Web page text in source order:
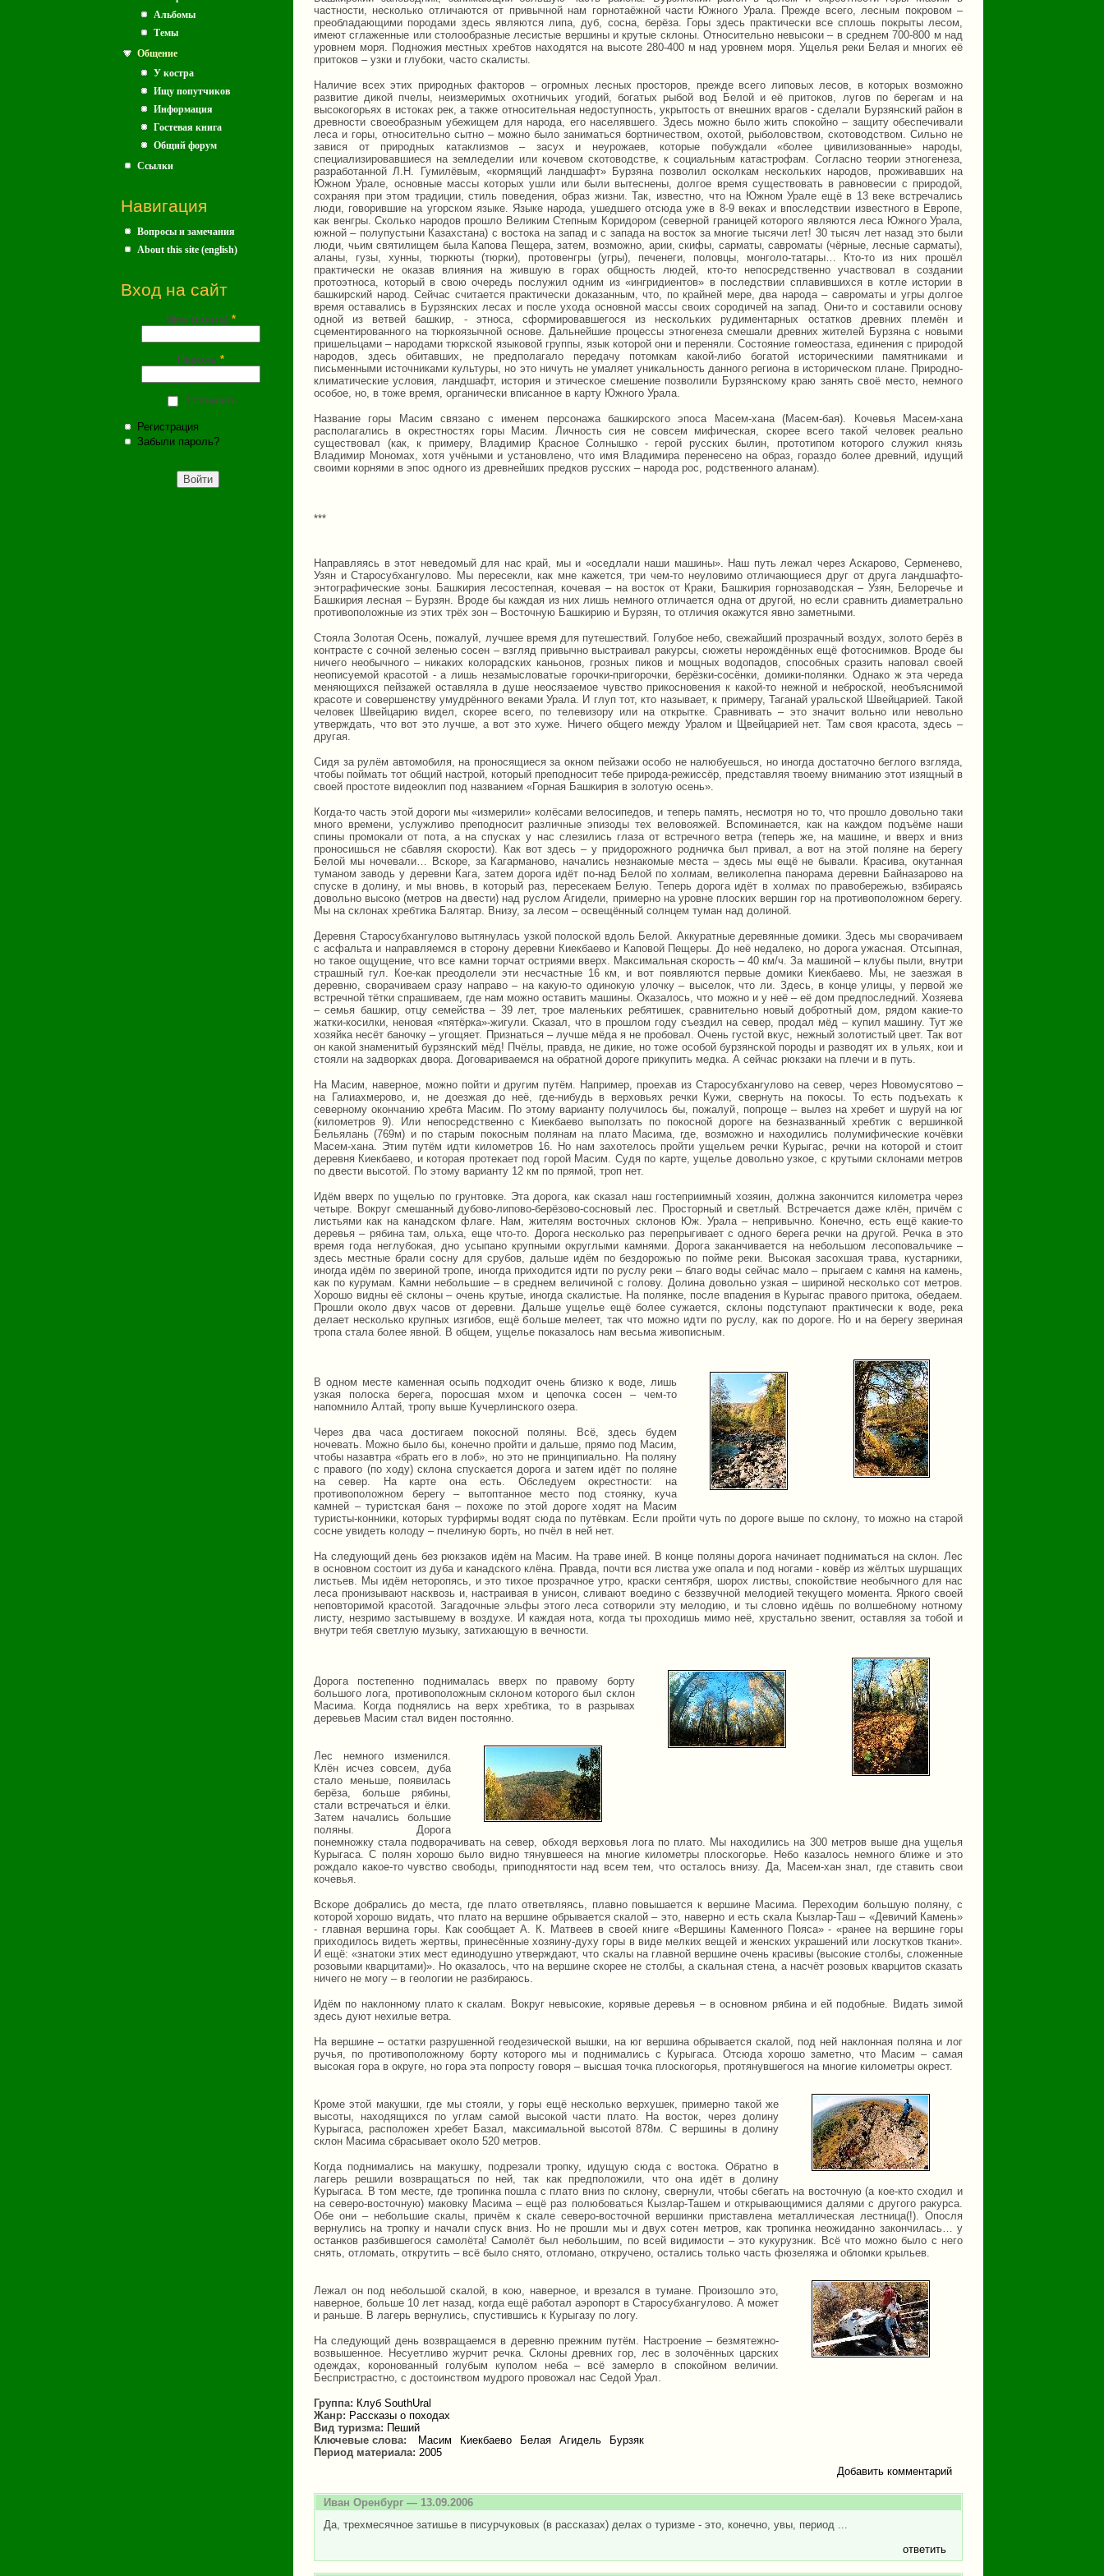
Альбомы
Темы
Общение
У костра
Ищу попутчиков
Информация
Гостевая книга
Общий форум
Ссылки
Навигация
Вопросы и замечания
About this site (english)
Вход на сайт
Имя (почта) *
Пароль *
Запомнить
Регистрация
Забыли пароль?
частности, несколько отличаются от привычной нам горнотаёжной части Южного Урала. Прежде всего, лесным покровом –
преобладающими породами здесь являются липа, дуб, сосна, берёза. Горы здесь практически все сплошь покрыты лесом,
имеют сглаженные или столообразные лесистые вершины и крутые склоны. Относительно невысоки – в среднем 700-800 м над
уровнем моря. Подножия местных хребтов находятся на высоте 280-400 м над уровнем моря. Ущелья реки Белая и многих её
притоков – узки и глубоки, часто скалисты.
Наличие всех этих природных факторов – огромных лесных просторов, прежде всего липовых лесов, в которых возможно
развитие дикой пчелы, неизмеримых охотничьих угодий, богатых рыбой вод Белой и её притоков, лугов по берегам и на
высокогорьях в истоках рек, а также относительная недоступность, укрытость от внешних врагов - сделали Бурзянский район в
древности своеобразным убежищем для народа, его населявшего. Здесь можно было жить спокойно – защиту обеспечивали
леса и горы, относительно сытно – можно было заниматься бортничеством, охотой, рыболовством, скотоводством. Сильно не
завися от природных катаклизмов – засух и неурожаев, которые побуждали «более цивилизованные» народы,
специализировавшиеся на земледелии или кочевом скотоводстве, к социальным катастрофам. Согласно теории этногенеза,
разработанной Л.Н. Гумилёвым, «кормящий ландшафт» Бурзяна позволил осколкам нескольких народов, проживавших на
Южном Урале, основные массы которых ушли или были вытеснены, долгое время существовать в равновесии с природой,
сохраняя при этом традиции, стиль поведения, образ жизни. Так, известно, что на Южном Урале ещё в 13 веке встречались
люди, говорившие на угорском языке. Языке народа, ушедшего отсюда уже в 8-9 веках и впоследствии известного в Европе,
как венгры. Сколько народов прошло Великим Степным Коридором (северной границей которого являются леса Южного Урала,
южной – полупустыни Казахстана) с востока на запад и с запада на восток за многие тысячи лет! 30 тысяч лет назад это были
люди, чьим святилищем была Капова Пещера, затем, возможно, арии, скифы, сарматы, савроматы (чёрные, лесные сарматы),
аланы, гузы, хунны, тюркюты (тюрки), протовенгры (угры), печенеги, половцы, монголо-татары… Кто-то из них прошёл
практически не оказав влияния на жившую в горах общность людей, кто-то непосредственно участвовал в создании
протоэтноса, который в свою очередь послужил одним из «ингридиентов» в последствии сплавившихся в котле истории в
башкирский народ. Сейчас считается практически доказанным, что, по крайней мере, два народа – савроматы и угры долгое
время оставались в Бурзянских лесах и после ухода основной массы своих сородичей на запад. Они-то и составили основу
одной из ветвей башкир, - этноса, сформировавшегося из нескольких рудиментарных остатков древних племён и
сцементированного на тюркоязычной основе. Дальнейшие процессы этногенеза смешали древних жителей Бурзяна с новыми
пришельцами – народами тюркской языковой группы, язык которой они и переняли. Состояние гомеостаза, единения с природой
народов, здесь обитавших, не предполагало передачу потомкам какой-либо богатой историческими памятниками и
письменными источниками культуры, но это ничуть не умаляет уникальность данного региона в историческом плане. Природно-
климатические условия, ландшафт, история и этическое смешение позволили Бурзянскому краю занять своё место, немного
особое, но, в тоже время, органически вписанное в карту Южного Урала.
Название горы Масим связано с именем персонажа башкирского эпоса Масем-хана (Масем-бая). Кочевья Масем-хана
располагались в окрестностях горы Масим. Личность сия не совсем мифическая, скорее всего такой человек реально
существовал (как, к примеру, Владимир Красное Солнышко - герой русских былин, прототипом которого служил князь
Владимир Мономах, хотя учёными и установлено, что имя Владимира перенесено на образ, гораздо более древний, идущий
своими корнями в эпос одного из древнейших предков русских – народа рос, родственного аланам).
***
Направляясь в этот неведомый для нас край, мы и «оседлали наши машины». Наш путь лежал через Аскарово, Серменево,
Узян и Старосубхангулово. Мы пересекли, как мне кажется, три чем-то неуловимо отличающиеся друг от друга ландшафто-
энтографические зоны. Башкирия лесостепная, кочевая – на восток от Краки, Башкирия горнозаводская – Узян, Белоречье и
Башкирия лесная – Бурзян. Вроде бы каждая из них лишь немного отличается одна от другой, но если сравнить диаметрально
противоположные из этих трёх зон – Восточную Башкирию и Бурзян, то отличия окажутся явно заметными.
Стояла Золотая Осень, пожалуй, лучшее время для путешествий. Голубое небо, свежайший прозрачный воздух, золото берёз в
контрасте с сочной зеленью сосен – взгляд привычно выстраивал ракурсы, сюжеты нерождённых ещё фотоснимков. Вроде бы
ничего необычного – никаких колорадских каньонов, грозных пиков и мощных водопадов, способных сразить наповал своей
неописуемой красотой - а лишь незамысловатые горочки-пригорочки, берёзки-сосёнки, домики-полянки. Однако ж эта череда
меняющихся пейзажей оставляла в душе неосязаемое чувство прикосновения к какой-то нежной и неброской, необъяснимой
красоте и совершенству умудрённого веками Урала. И глуп тот, кто называет, к примеру, Таганай уральской Швейцарией. Такой
человек Швейцарию видел, скорее всего, по телевизору или на открытке. Сравнивать – это значит вольно или невольно
утверждать, что вот это лучше, а вот это хуже. Ничего общего между Уралом и Щвейцарией нет. Там своя красота, здесь –
другая.
Сидя за рулём автомобиля, на проносящиеся за окном пейзажи особо не налюбуешься, но иногда достаточно беглого взгляда,
чтобы поймать тот общий настрой, который преподносит тебе природа-режиссёр, представляя твоему вниманию этот изящный в
своей простоте видеоклип под названием «Горная Башкирия в золотую осень».
Когда-то часть этой дороги мы «измерили» колёсами велосипедов, и теперь память, несмотря но то, что прошло довольно таки
много времени, услужливо преподносит различные эпизоды тех веловояжей. Вспоминается, как на каждом подъёме наши
спины промокали от пота, а на спусках у нас слезились глаза от встречного ветра (теперь же, на машине, и вверх и вниз
проносишься не сбавляя скорости). Как вот здесь – у придорожного родничка был привал, а вот на этой поляне на берегу
Белой мы ночевали… Вскоре, за Кагарманово, начались незнакомые места – здесь мы ещё не бывали. Красива, окутанная
туманом заводь у деревни Кага, затем дорога идёт по-над Белой по холмам, великолепна панорама деревни Байназарово на
спуске в долину, и мы вновь, в который раз, пересекаем Белую. Теперь дорога идёт в холмах по правобережью, взбираясь
довольно высоко (метров на двести) над руслом Агидели, примерно на уровне плоских вершин гор на противоположном берегу.
Мы на склонах хребтика Балятар. Внизу, за лесом – освещённый солнцем туман над долиной.
Деревня Старосубхангулово вытянулась узкой полоской вдоль Белой. Аккуратные деревянные домики. Здесь мы сворачиваем
с асфальта и направляемся в сторону деревни Киекбаево и Каповой Пещеры. До неё недалеко, но дорога ужасная. Отсыпная,
но такое ощущение, что все камни торчат остриями вверх. Максимальная скорость – 40 км/ч. За машиной – клубы пыли, внутри
страшный гул. Кое-как преодолели эти несчастные 16 км, и вот появляются первые домики Киекбаево. Мы, не заезжая в
деревню, сворачиваем сразу направо – на какую-то одинокую улочку – выселок, что ли. Здесь, в конце улицы, у первой же
встречной тётки спрашиваем, где нам можно оставить машины. Оказалось, что можно и у неё – её дом предпоследний. Хозяева
– семья башкир, отцу семейства – 39 лет, трое маленьких ребятишек, сравнительно новый добротный дом, рядом какие-то
жатки-косилки, неновая «пятёрка»-жигули. Сказал, что в прошлом году съездил на север, продал мёд – купил машину. Тут же
хозяйка несёт баночку – угощяет. Признаться – лучше мёда я не пробовал. Очень густой вкус, нежный золотистый цвет. Так вот
он какой знаменитый бурзянский мёд! Пчёлы, правда, не дикие, но тоже особой бурзянской породы и разводят их в ульях, кои и
стояли на задворках двора. Договариваемся на обратной дороге прикупить медка. А сейчас рюкзаки на плечи и в путь.
На Масим, наверное, можно пойти и другим путём. Например, проехав из Старосубхангулово на север, через Новомусятово –
на Галиахмерово, и, не доезжая до неё, где-нибудь в верховьях речки Кужи, свернуть на покосы. То есть подъехать к
северному окончанию хребта Масим. По этому варианту получилось бы, пожалуй, попроще – вылез на хребет и шуруй на юг
(километров 9). Или непосредственно с Киекбаево выползать по покосной дороге на безназванный хребтик с вершинкой
Бельялань (769м) и по старым покосным полянам на плато Масима, где, возможно и находились полумифические кочёвки
Масем-хана. Этим путём идти километров 16. Но нам захотелось пройти ущельем речки Курыгас, речки на которой и стоит
деревня Киекбаево, и которая протекает под горой Масим. Судя по карте, ущелье довольно узкое, с крутыми склонами метров
по двести высотой. По этому варианту 12 км по прямой, троп нет.
Идём вверх по ущелью по грунтовке. Эта дорога, как сказал наш гостеприимный хозяин, должна закончится километра через
четыре. Вокруг смешанный дубово-липово-берёзово-сосновый лес. Просторный и светлый. Встречается даже клён, причём с
листьями как на канадском флаге. Нам, жителям восточных склонов Юж. Урала – непривычно. Конечно, есть ещё какие-то
деревья – рябина там, ольха, еще что-то. Дорога несколько раз перепрыгивает с одного берега речки на другой. Речка в это
время года неглубокая, дно усыпано крупными округлыми камнями. Дорога заканчивается на небольшом лесоповальчике –
здесь местные брали сосну для срубов, дальше идём по бездорожью по пойме реки. Высокая засохшая трава, кустарники,
иногда идём по звериной тропе, иногда приходится идти по руслу реки – благо воды сейчас мало – прыгаем с камня на камень,
как по курумам. Камни небольшие – в среднем величиной с голову. Долина довольно узкая – шириной несколько сот метров.
Хорошо видны её склоны – очень крутые, иногда скалистые. На полянке, после впадения в Курыгас правого притока, обедаем.
Прошли около двух часов от деревни. Дальше ущелье ещё более сужается, склоны подступают практически к воде, река
делает несколько крупных изгибов, ещё больше мелеет, так что можно идти по руслу, как по дороге. Но и на берегу звериная
тропа стала более явной. В общем, ущелье показалось нам весьма живописным.
В одном месте каменная осыпь подходит очень близко к воде, лишь
узкая полоска берега, поросшая мхом и цепочка сосен – чем-то
напомнило Алтай, тропу выше Кучерлинского озера.
Через два часа достигаем покосной поляны. Всё, здесь будем
ночевать. Можно было бы, конечно пройти и дальше, прямо под Масим,
чтобы назавтра «брать его в лоб», но это не принципиально. На поляну
с правого (по ходу) склона спускается дорога и затем идёт по поляне
на север. На карте она есть. Обследуем окрестности: на
противоположном берегу – вытоптанное место под стоянку, куча
камней – туристская баня – похоже по этой дороге ходят на Масим
туристы-конники, которых турфирмы водят сюда по путёвкам. Если пройти чуть по дороге выше по склону, то можно на старой
сосне увидеть колоду – пчелиную борть, но пчёл в ней нет.
На следующий день без рюкзаков идём на Масим. На траве иней. В конце поляны дорога начинает подниматься на склон. Лес
в основном состоит из дуба и канадского клёна. Правда, почти вся листва уже опала и под ногами - ковёр из жёлтых шуршащих
листьев. Мы идём неторопясь, и это тихое прозрачное утро, краски сентября, шорох листвы, спокойствие необычного для нас
леса пронизывают насквозь и, настраивая в унисон, сливают воедино с беззвучной мелодией текущего момента. Яркого своей
неповторимой красотой. Загадочные эльфы этого леса сотворили эту мелодию, и ты словно идёшь по волшебному нотному
листу, незримо застывшему в воздухе. И каждая нота, когда ты проходишь мимо неё, хрустально звенит, оставляя за тобой и
внутри тебя светлую музыку, затихающую в вечности.
Дорога постепенно поднималась вверх по правому борту
большого лога, противоположным склоном которого был склон
Масима. Когда поднялись на верх хребтика, то в разрывах
деревьев Масим стал виден постоянно.
Лес немного изменился.
Клён исчез совсем, дуба
стало меньше, появилась
берёза, больше рябины,
стали встречаться и ёлки.
Затем начались большие
поляны. Дорога
понемножку стала подворачивать на север, обходя верховья лога по плато. Мы находились на 300 метров выше дна ущелья
Курыгаса. С полян хорошо было видно тянувшееся на многие километры плоскогорье. Небо казалось немного ближе и это
рождало какое-то чувство свободы, приподнятости над всем тем, что осталось внизу. Да, Масем-хан знал, где ставить свои
кочевья.
Вскоре добрались до места, где плато ответвляясь, плавно повышается к вершине Масима. Переходим большую поляну, с
которой хорошо видать, что плато на вершине обрывается скалой – это, наверно и есть скала Кызлар-Таш – «Девичий Камень»
- главная вершина горы. Как сообщает А. К. Матвеев в своей книге «Вершины Каменного Пояса» - «ранее на вершине горы
приходилось видеть жертвы, принесённые хозяину-духу горы в виде мелких вещей и женских украшений или лоскутков ткани».
И ещё: «знатоки этих мест единодушно утверждают, что скалы на главной вершине очень красивы (высокие столбы, сложенные
розовыми кварцитами)». Но оказалось, что на вершине скорее не столбы, а скальная стена, а насчёт розовых кварцитов сказать
ничего не могу – в геологии не разбираюсь.
Идём по наклонному плато к скалам. Вокруг невысокие, корявые деревья – в основном рябина и ей подобные. Видать зимой
здесь дуют нехилые ветра.
На вершине – остатки разрушенной геодезической вышки, на юг вершина обрывается скалой, под ней наклонная поляна и лог
ручья, по противоположному борту которого мы и поднимались с Курыгаса. Отсюда хорошо заметно, что Масим – самая
высокая гора в округе, но гора эта попросту говоря – высшая точка плоскогорья, протянувшегося на многие километры окрест.
Кроме этой макушки, где мы стояли, у горы ещё несколько верхушек, примерно такой же
высоты, находящихся по углам самой высокой части плато. На восток, через долину
Курыгаса, расположен хребет Базал, максимальной высотой 878м. С вершины в долину
склон Масима сбрасывает около 520 метров.
Когда поднимались на макушку, подрезали тропку, идущую сюда с востока. Обратно в
лагерь решили возвращаться по ней, так как предположили, что она идёт в долину
Курыгаса. В том месте, где тропинка пошла с плато вниз по склону, свернули, чтобы сбегать на восточную (а кое-кто сходил и
на северо-восточную) маковку Масима – ещё раз полюбоваться Кызлар-Ташем и открывающимися далями с другого ракурса.
Обе они – небольшие скалы, причём к скале северо-восточной вершинки приставлена металлическая лестница(!). Опосля
вернулись на тропку и начали спуск вниз. Но не прошли мы и двух сотен метров, как тропинка неожиданно закончилась… у
останков разбившегося самолёта! Самолёт был небольшим, по всей видимости – это кукурузник. Всё что можно было с него
снять, отломать, открутить – всё было снято, отломано, откручено, остались только часть фюзеляжа и обломки крыльев.
Лежал он под небольшой скалой, в кою, наверное, и врезался в тумане. Произошло это,
наверное, больше 10 лет назад, когда ещё работал аэропорт в Старосубхангулово. А может
и раньше. В лагерь вернулись, спустившись к Курыгазу по логу.
На следующий день возвращаемся в деревню прежним путём. Настроение – безмятежно-
возвышенное. Несуетливо журчит речка. Склоны древних гор, лес в золочённых царских
одеждах, коронованный голубым куполом неба – всё замерло в спокойном величии.
Беспристрастно, с достоинством мудрого провожал нас Седой Урал.
Группа: Клуб SouthUral
Жанр: Рассказы о походах
Вид туризма: Пеший
Ключевые слова:
Масим Киекбаево Белая Агидель
Бурзяк
Период материала: 2005
Добавить комментарий
Иван Оренбург — 13.09.2006
Да, трехмесячное затишье в писурчуковых (в рассказах) делах о туризме - это, конечно, увы, период ...
ответить